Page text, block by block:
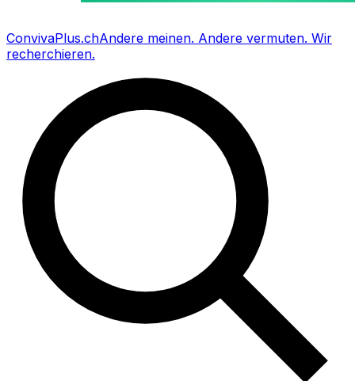
ConvivaPlus.chAndere meinen. Andere vermuten. Wir
recherchieren.